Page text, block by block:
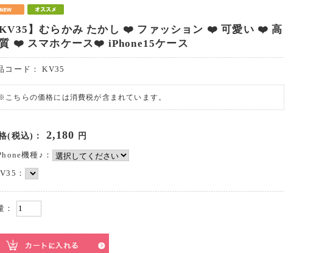
KV35】むらかみ たかし ❤️ ファッション ❤️ 可愛い ❤️ 高
❤️ スマホケース❤️ iPhone15ケース
コード： KV35
こちらの価格には消費税が含まれています。
(税込)： 2,180 円
機種♪：
：
：